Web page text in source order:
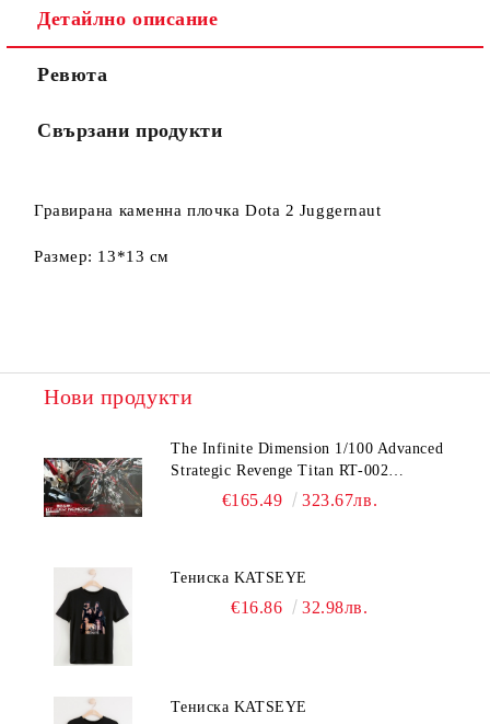
Ние ще се свържем с вас в рамките на работния ден.
Детайлно описание
Ревюта
Свързани продукти
Гравирана каменна плочка Dota 2 Juggernaut
Размер: 13*13 см
Нови продукти
The Infinite Dimension 1/100 Advanced
Strategic Revenge Titan RT-002
Nemesis€165.49 323.67лв.
Тениска KATSEYE
€16.86 32.98лв.
Тениска KATSEYE